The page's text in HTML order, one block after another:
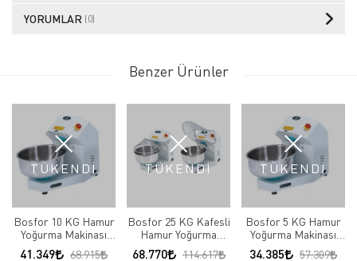
YORUMLAR (0)
Benzer Ürünler
TÜKENDİ
Bosfor 10 KG Hamur
Yoğurma Makinası
UHM-10T ( 380V)
41.349
68.915
TÜKENDİ
Bosfor 25 KG Kafesli
Hamur Yoğurma
Makinası UHMK-25M
68.770
114.617
TÜKENDİ
Bosfor 5 KG Hamur
Yoğurma Makinası
UHM-5M (220V)
34.385
57.309